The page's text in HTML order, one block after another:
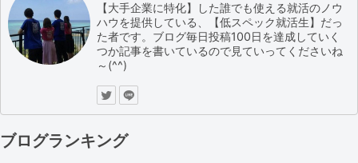
【大手企業に特化】した誰でも使える就活のノウ
ハウを提供している、【低スペック就活生】だっ
た者です。ブログ毎日投稿100日を達成していく
つか記事を書いているので見ていってくださいね
～(^^)
ブログランキング